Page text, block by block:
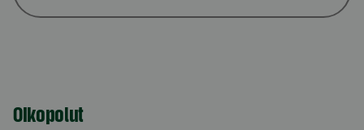
Oikopolut